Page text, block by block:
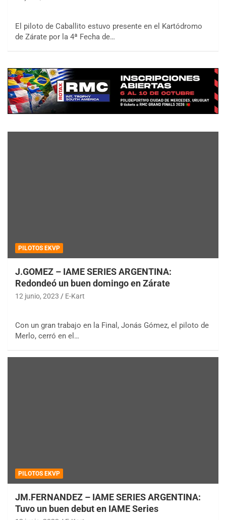
El piloto de Caballito estuvo presente en el Kartódromo
de Zárate por la 4ª Fecha de…
PILOTOS EKVP
J.GOMEZ – IAME SERIES ARGENTINA:
Redondeó un buen domingo en Zárate
12 junio, 2023 E-Kart
Con un gran trabajo en la Final, Jonás Gómez, el piloto de
Merlo, cerró en el…
PILOTOS EKVP
JM.FERNANDEZ – IAME SERIES ARGENTINA:
Tuvo un buen debut en IAME Series